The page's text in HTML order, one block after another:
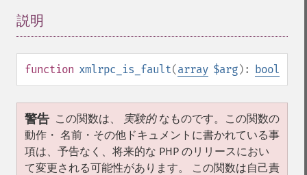
説明
function xmlrpc_is_fault(array $arg): bool
警告 この関数は、 実験的なものです。この関数の
動作・ 名前・その他ドキュメントに書かれている事
項は、予告なく、将来的な PHP のリリースにおい
て変更される可能性があります。 この関数は自己責